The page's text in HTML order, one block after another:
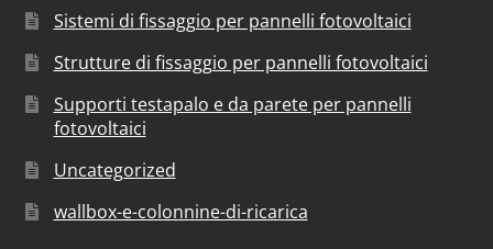
Sistemi di fissaggio per pannelli fotovoltaici
Strutture di fissaggio per pannelli fotovoltaici
Supporti testapalo e da parete per pannelli
fotovoltaici
Uncategorized
wallbox-e-colonnine-di-ricarica